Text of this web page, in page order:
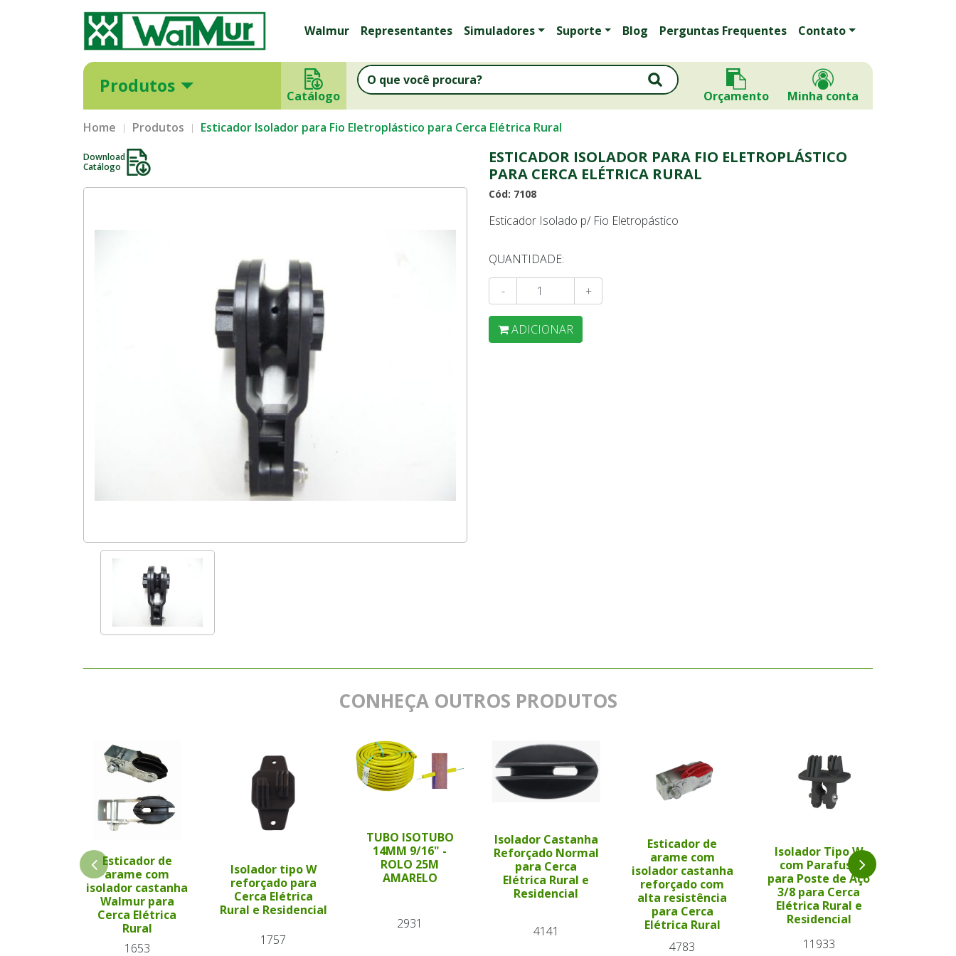
Walmur Representantes Simuladores Suporte Blog Perguntas Frequentes Contato
Produtos Catálogo Orçamento Minha conta
Home Produtos Esticador Isolador para Fio Eletroplástico para Cerca Elétrica Rural
Download
Catálogo
ESTICADOR ISOLADOR PARA FIO ELETROPLÁSTICO
PARA CERCA ELÉTRICA RURAL
Cód: 7108
Esticador Isolado p/ Fio Eletropástico
QUANTIDADE:
- +
ADICIONAR
CONHEÇA OUTROS PRODUTOS
Esticador de
arame com
isolador castanha
Walmur para
Cerca Elétrica
Rural
1653
Isolador tipo W
reforçado para
Cerca Elétrica
Rural e Residencial
1757
TUBO ISOTUBO
14MM 9/16" -
ROLO 25M
AMARELO
2931
Isolador Castanha
Reforçado Normal
para Cerca
Elétrica Rural e
Residencial
4141
Esticador de
arame com
isolador castanha
reforçado com
alta resistência
para Cerca
Elétrica Rural
4783
Isolador Tipo W
com Parafuso
para Poste de Aço
3/8 para Cerca
Elétrica Rural e
Residencial
11933